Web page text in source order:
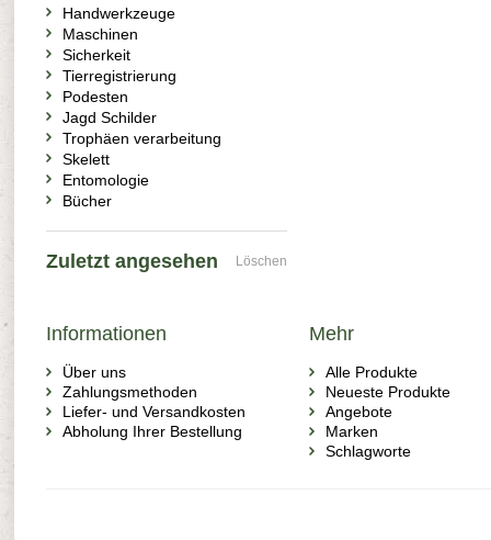
Handwerkzeuge
Maschinen
Sicherkeit
Tierregistrierung
Podesten
Jagd Schilder
Trophäen verarbeitung
Skelett
Entomologie
Bücher
Zuletzt angesehen Löschen
Informationen
Über uns
Zahlungsmethoden
Liefer- und Versandkosten
Abholung Ihrer Bestellung
Mehr
Alle Produkte
Neueste Produkte
Angebote
Marken
Schlagworte